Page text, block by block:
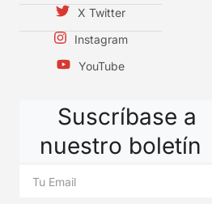
X Twitter
Instagram
YouTube
Suscríbase a
nuestro boletín